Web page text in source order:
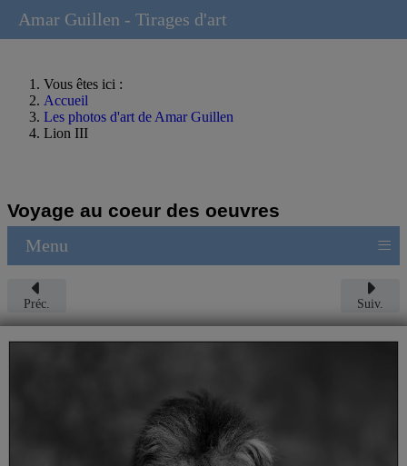
Vous êtes ici :
Accueil
Les photos d'art de Amar Guillen
Lion III
Voyage au coeur des oeuvres
Menu ≡
Préc. Suiv.
Amar Guillen - Tirages d'art